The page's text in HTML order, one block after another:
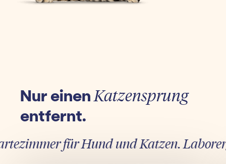
Nur einenKatzensprung
entfernt.
für Hund und Katzen.